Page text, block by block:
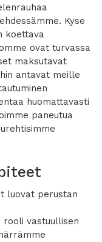
Kyse
koettava
ovat turvassa
maksutavat
antavat meille
huomattavasti
paneutua
luovat perustan
vastuullisen